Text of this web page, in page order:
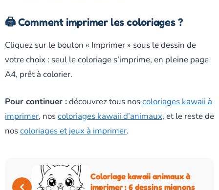
🖨️ Comment imprimer les coloriages ?
Cliquez sur le bouton « Imprimer » sous le dessin de
votre choix : seul le coloriage s’imprime, en pleine page
A4, prêt à colorier.
Pour continuer :découvrez tous noscoloriages kawaii à
imprimer, noscoloriages kawaii d’animaux, et le reste de
noscoloriages et jeux à imprimer.
Coloriage kawaii animaux à
imprimer : 6 dessins mignons